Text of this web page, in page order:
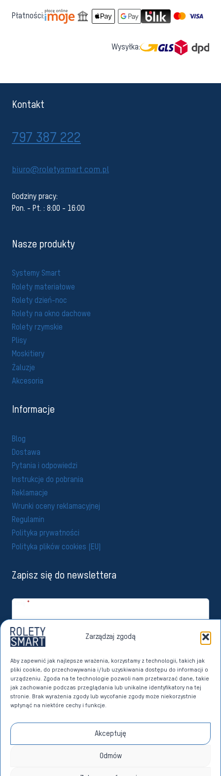
Zarządzaj zgodą
Aby zapewnić jak najlepsze wrażenia, korzystamy z technologii, takich jak
pliki cookie, do przechowywania i/lub uzyskiwania dostępu do informacji o
urządzeniu. Zgoda na te technologie pozwoli nam przetwarzać dane, takie
jak zachowanie podczas przeglądania lub unikalne identyfikatory na tej
stronie. Brak wyrażenia zgody lub wycofanie zgody może niekorzystnie
wpłynąć na niektóre cechy i funkcje.
Akceptuję
Odmów
Płatności:
Wysyłka:
Kontakt
797 387 222
biuro@roletysmart.com.pl
Godziny pracy:
Pon. - Pt. : 8:00 - 16:00
Nasze produkty
Systemy Smart
Rolety materiałowe
Rolety dzień-noc
Rolety na okno dachowe
Rolety rzymskie
Plisy
Moskitiery
Żaluzje
Akcesoria
Informacje
Blog
Dostawa
Pytania i odpowiedzi
Instrukcje do pobrania
Reklamacje
Wrunki oceny reklamacyjnej
Regulamin
Polityka prywatności
Polityka plików cookies (EU)
Zapisz się do newslettera
*
Email*
Zapisuję się
Wyrażam zgodę na przetwarzanie moich danych osobowych przez
Imperoll sp. z o.o. z siedzibą w Sierakowicach w celach marketingu
bezpośredniego dotyczącego własnych produktów i usług. Dane w
tym celu przetwarzane będą na podstawie art. 6 ust. 1 lit. a)
27 kwietnia 2016 roku w sprawie ochrony osób fizycznych w związku z
przetwarzaniem danych osobowych i w sprawie swobodnego